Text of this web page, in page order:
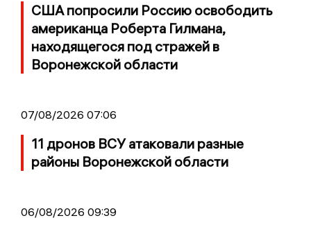
США попросили Россию освободить
американца Роберта Гилмана,
находящегося под стражей в
Воронежской области
07/08/2026 07:06
11 дронов ВСУ атаковали разные
районы Воронежской области
06/08/2026 09:39